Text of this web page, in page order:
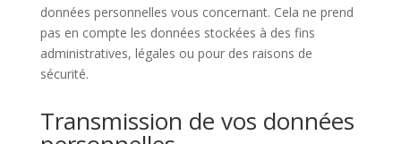
données personnelles vous concernant. Cela ne prend
pas en compte les données stockées à des fins
administratives, légales ou pour des raisons de
sécurité.
Transmission de vos données